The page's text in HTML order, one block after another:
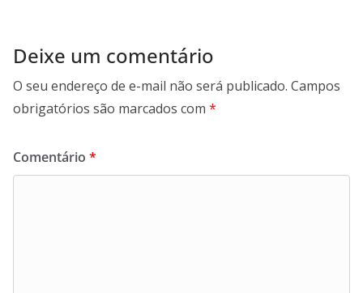
Deixe um comentário
O seu endereço de e-mail não será publicado. Campos
obrigatórios são marcados com *
Comentário *